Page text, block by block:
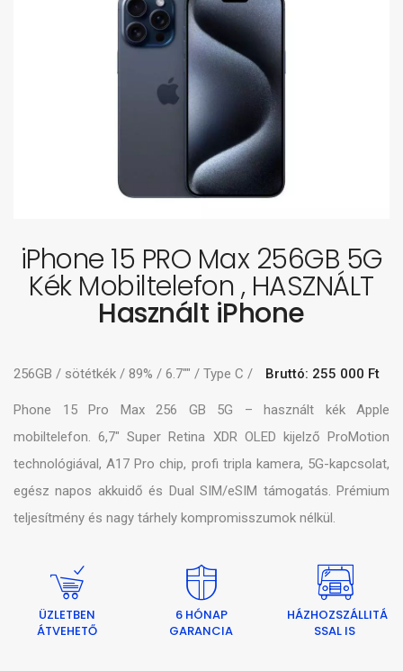
iPhone 15 PRO Max 256GB 5G
Kék Mobiltelefon , HASZNÁLT
Használt iPhone
256GB / sötétkék / 89% / 6.7"" / Type C / Bruttó: 255 000 Ft
Phone 15 Pro Max 256 GB 5G – használt kék Apple
mobiltelefon. 6,7″ Super Retina XDR OLED kijelző ProMotion
technológiával, A17 Pro chip, profi tripla kamera, 5G-kapcsolat,
egész napos akkuidő és Dual SIM/eSIM támogatás. Prémium
teljesítmény és nagy tárhely kompromisszumok nélkül.
ÜZLETBEN
ÁTVEHETŐ
6 HÓNAP
GARANCIA
HÁZHOZSZÁLLITÁ
SSAL IS